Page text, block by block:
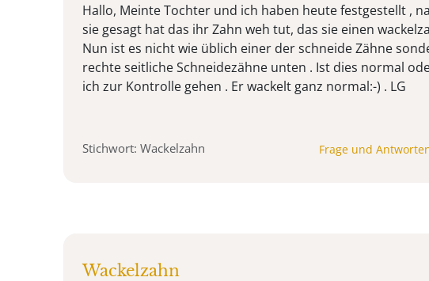
Hallo, Meinte Tochter und ich haben heute festgestellt ,
sie gesagt hat das ihr Zahn weh tut, das sie einen
Nun ist es nicht wie üblich einer der schneide Zähne
rechte seitliche Schneidezähne unten . Ist dies normal
ich zur Kontrolle gehen . Er wackelt ganz normal:-) . LG
Stichwort: Wackelzahn Frage und
Wackelzahn